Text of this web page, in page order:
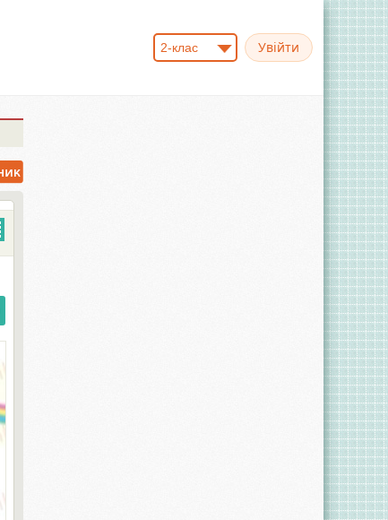
2-клас